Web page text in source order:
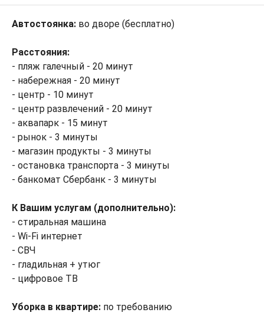
Автостоянка: во дворе (бесплатно)
Расстояния:
- пляж галечный - 20 минут
- набережная - 20 минут
- центр - 10 минут
- центр развлечений - 20 минут
- аквапарк - 15 минут
- рынок - 3 минуты
- магазин продукты - 3 минуты
- остановка транспорта - 3 минуты
- банкомат Сбербанк - 3 минуты
К Вашим услугам (дополнительно):
- стиральная машина
- Wi-Fi интернет
- СВЧ
- гладильная + утюг
- цифровое ТВ
Уборка в квартире: по требованию